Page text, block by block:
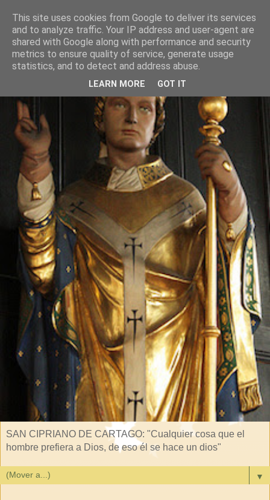
SAN CIPRIANO DE CARTAGO: "Cualquier cosa que el
hombre prefiera a Dios, de eso él se hace un dios"
▼
This site uses cookies from Google to deliver its services
and to analyze traffic. Your IP address and user-agent are
shared with Google along with performance and security
metrics to ensure quality of service, generate usage
statistics, and to detect and address abuse.
LEARN MORE GOT IT